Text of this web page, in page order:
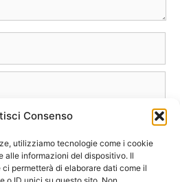
Consenso
utilizziamo tecnologie come i cookie
alle informazioni del dispositivo. Il
permetterà di elaborare dati come il